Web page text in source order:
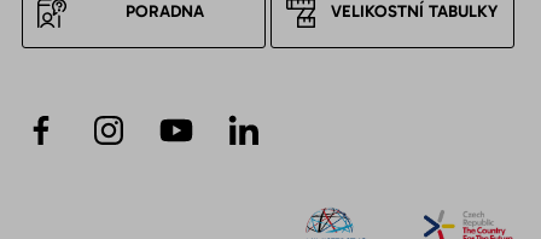
PORADNA VELIKOSTNÍ TABULKY